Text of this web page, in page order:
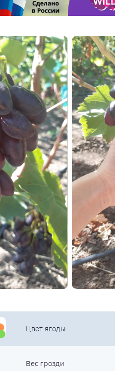
Цвет ягоды
Вес грозди